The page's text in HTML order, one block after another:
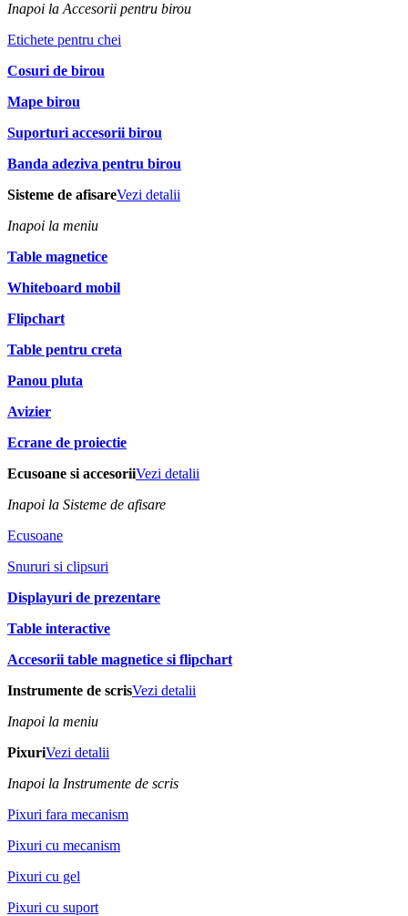
Inapoi la Accesorii pentru birou
Etichete pentru chei
Cosuri de birou
Mape birou
Suporturi accesorii birou
Banda adeziva pentru birou
Sisteme de afisareVezi detalii
Inapoi la meniu
Table magnetice
Whiteboard mobil
Flipchart
Table pentru creta
Panou pluta
Avizier
Ecrane de proiectie
Ecusoane si accesoriiVezi detalii
Inapoi la Sisteme de afisare
Ecusoane
Snururi si clipsuri
Displayuri de prezentare
Table interactive
Accesorii table magnetice si flipchart
Instrumente de scrisVezi detalii
Inapoi la meniu
PixuriVezi detalii
Inapoi la Instrumente de scris
Pixuri fara mecanism
Pixuri cu mecanism
Pixuri cu gel
Pixuri cu suport